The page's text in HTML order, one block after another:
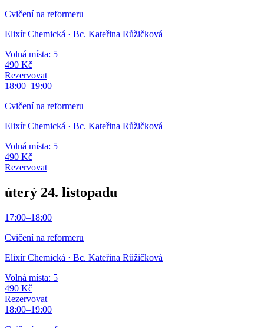
Cvičení na reformeru
Elixír Chemická · Bc. Kateřina Růžičková
Volná místa: 5
490 Kč
Rezervovat
18:00–19:00
Cvičení na reformeru
Elixír Chemická · Bc. Kateřina Růžičková
Volná místa: 5
490 Kč
Rezervovat
úterý 24. listopadu
17:00–18:00
Cvičení na reformeru
Elixír Chemická · Bc. Kateřina Růžičková
Volná místa: 5
490 Kč
Rezervovat
18:00–19:00